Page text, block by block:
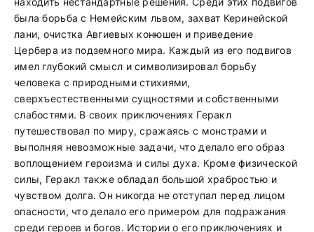
была борьба с Немейским львом, захват Керинейской
лани, очистка Авгиевых конюшен и приведение
Цербера из подземного мира. Каждый из его подвигов
имел глубокий смысл и символизировал борьбу
человека с природными стихиями,
сверхъестественными сущностями и собственными
слабостями. В своих приключениях Геракл
путешествовал по миру, сражаясь с монстрами и
выполняя невозможные задачи, что делало его образ
воплощением героизма и силы духа. Кроме физической
силы, Геракл также обладал большой храбростью и
чувством долга. Он никогда не отступал перед лицом
опасности, что делало его примером для подражания
среди героев и богов. Истории о его приключениях и